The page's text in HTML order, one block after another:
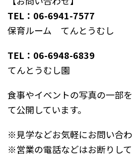
TEL：06-6941-7577
保育ルーム てんとうむし
TEL：06-6948-6839
てんとうむし園
食事やイベントの写真の一部を
て公開しています。
※見学などお気軽にお問い合わ
※営業の電話などはお断りして